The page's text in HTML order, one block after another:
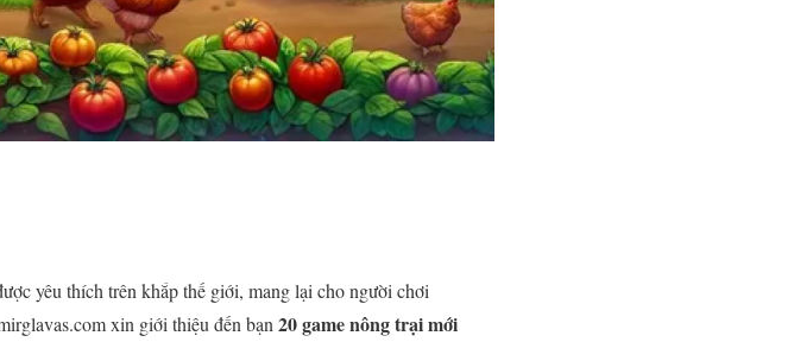
yêu thích trên khắp thế giới, mang lại cho người chơi
xin giới thiệu đến bạn 20 game nông trại mới